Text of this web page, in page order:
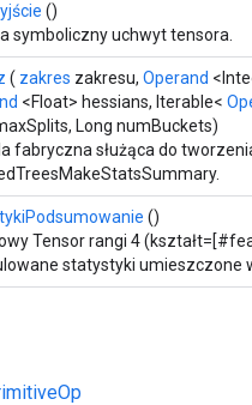
()
symboliczny uchwyt tensora.
( zakres zakresu, Operand
<Float> hessians, Iterable<
Long numBuckets)
fabryczna służąca do
()
Tensor rangi 4
statystyki umieszczone